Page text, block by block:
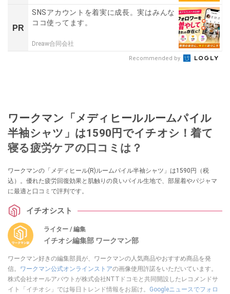
PR
SNSアカウントを着実に成長。実はみんな
ココ使ってます。
Dreaw合同会社
Recommended by
ワークマン「メディヒールルームパイル
半袖シャツ」は1590円でイチオシ！着て
寝る疲労ケアの口コミは？
ワークマンの「メディヒール(R)ルームパイル半袖シャツ」は1590円（税
込）。優れた疲労回復効果と肌触りの良いパイル生地で、部屋着やパジャマ
に最適と口コミで評判です。
イチオシスト
ライター / 編集
イチオシ編集部 ワークマン部
ワークマン好きの編集部員が、ワークマンの人気商品やおすすめ商品を発
信。 ワークマン公式オンラインストアの画像使用許諾をいただいています。
株式会社オールアバウトが株式会社NTTドコモと共同開設したレコメンドサ
イト「イチオシ」では毎日トレンド情報をお届け。 Googleニュースでフォロ